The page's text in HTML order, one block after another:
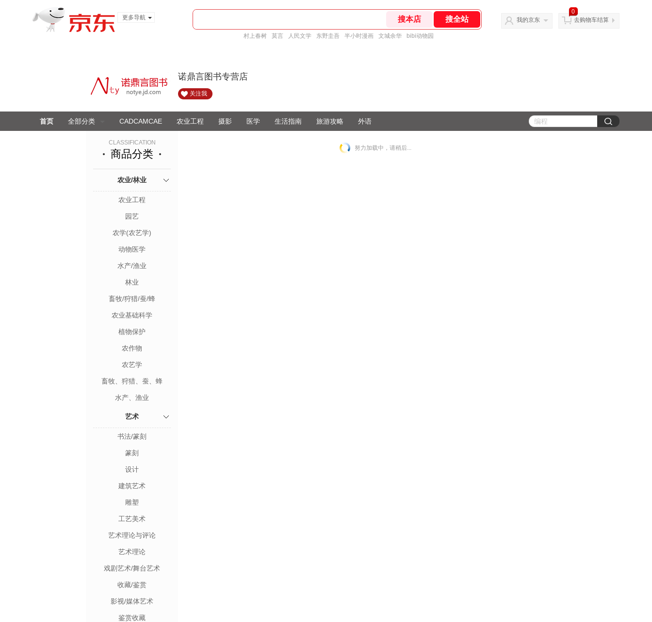
更多导航
村上春树 莫言 人民文学 东野圭吾 半小时漫画 文城余华 bibi动物园
我的京东
0
去购物车结算
诺鼎言图书专营店
关注我
首页 全部分类 CADCAMCAE 农业工程 摄影 医学 生活指南 旅游攻略 外语
CLASSIFICATION
商品分类
农业/林业
农业工程
园艺
农学(农艺学)
动物医学
水产/渔业
林业
畜牧/狩猎/蚕/蜂
农业基础科学
植物保护
农作物
农艺学
畜牧、狩猎、蚕、蜂
水产、渔业
艺术
书法/篆刻
篆刻
设计
建筑艺术
雕塑
工艺美术
艺术理论与评论
艺术理论
戏剧艺术/舞台艺术
收藏/鉴赏
影视/媒体艺术
鉴赏收藏
努力加载中，请稍后...